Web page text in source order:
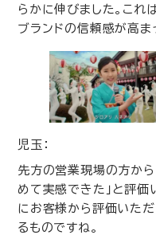
らかに伸びました。これ
ブランドの信頼感が高ま
児玉：
先方の営業現場の方から
めて実感できた」と評価
にお客様から評価いた
るものですね。